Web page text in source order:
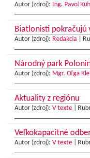
Autor (zdroj): Ing. Pavol
Biatlonisti pokračujú
Autor (zdroj): Redakcia
Národný park
Autor (zdroj): Mgr. Oľga
Aktuality z regiónu
Autor (zdroj): V texte
Veľkokapacitné
Autor (zdroj): V texte